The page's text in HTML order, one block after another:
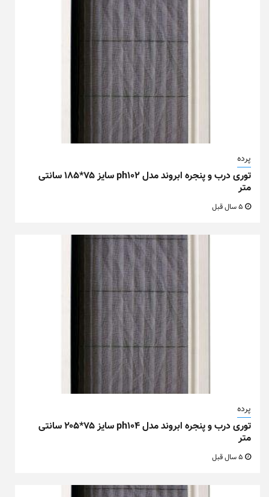
پرده
توری درب و پنجره ابروند مدل ph102 سایز ۷۵*۱۸۵ سانتی
متر
پرده
توری درب و پنجره ابروند مدل ph104 سایز ۷۵*۲۰۵ سانتی
متر